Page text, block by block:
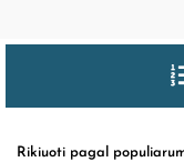
Rikiuoti pagal